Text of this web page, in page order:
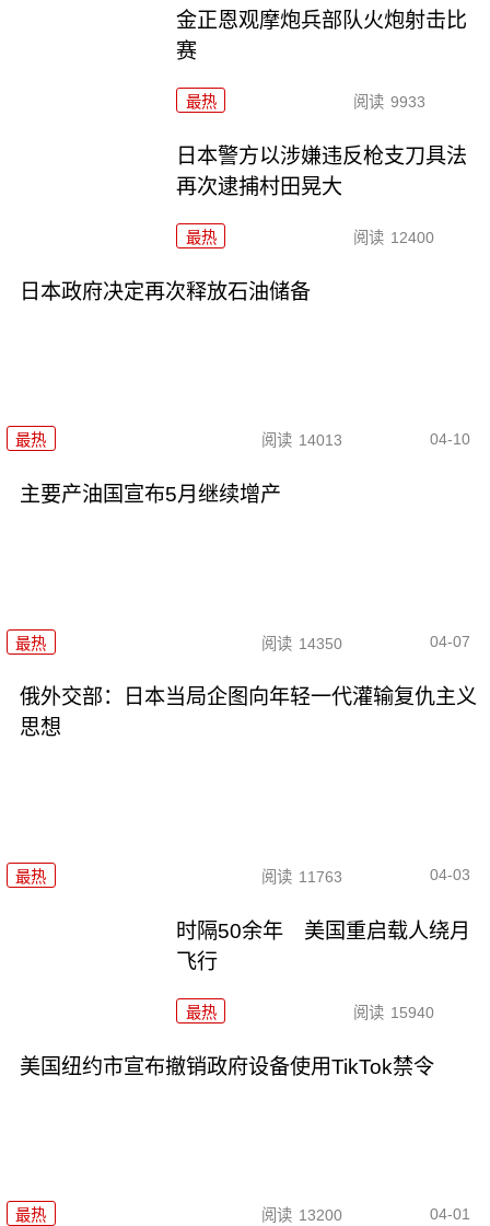
金正恩观摩炮兵部队火炮射击比
赛
最热 阅读 9933
日本警方以涉嫌违反枪支刀具法
再次逮捕村田晃大
最热 阅读 12400
日本政府决定再次释放石油储备
最热 阅读 14013 04-10
主要产油国宣布5月继续增产
最热 阅读 14350 04-07
俄外交部：日本当局企图向年轻一代灌输复仇主义
思想
最热 阅读 11763 04-03
时隔50余年 美国重启载人绕月
飞行
最热 阅读 15940
美国纽约市宣布撤销政府设备使用TikTok禁令
最热 阅读 13200 04-01